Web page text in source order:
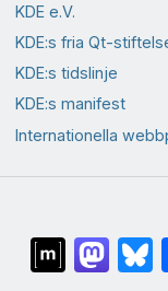
KDE e.V.
KDE:s fria Qt-
KDE:s tidslinje
KDE:s manifest
Internationella